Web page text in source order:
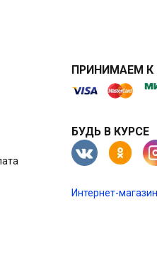
ПРИНИМАЕМ К
БУДЬ В КУРСЕ
Интернет-